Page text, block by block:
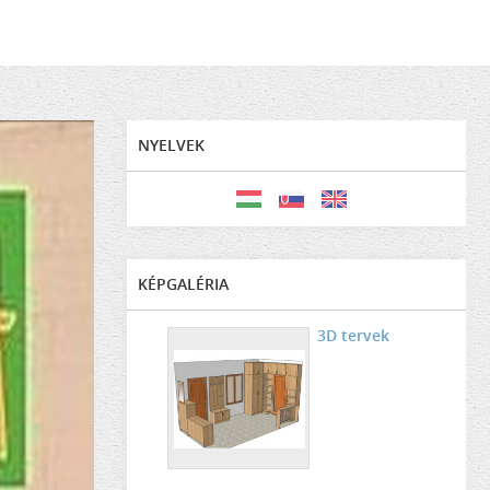
NYELVEK
KÉPGALÉRIA
3D tervek